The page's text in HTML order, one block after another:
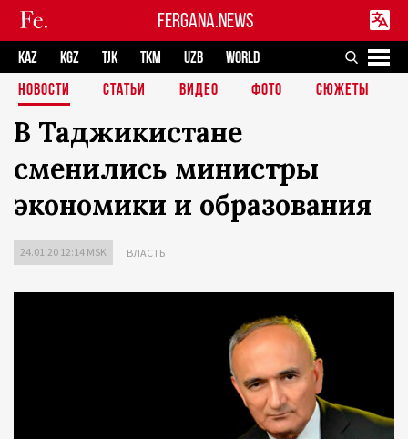
FERGANA.NEWS
KAZ KGZ TJK TKM UZB
WORLD
НОВОСТИ
СТАТЬИ ВИДЕО ФОТО СЮЖЕТЫ
В Таджикистане
сменились министры
экономики и образования
24.01.20 12:14 MSK ВЛАСТЬ